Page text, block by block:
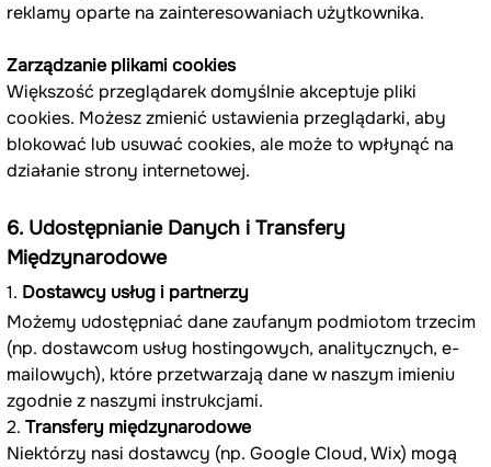
reklamy oparte na zainteresowaniach użytkownika.
Zarządzanie plikami cookies
Większość przeglądarek domyślnie akceptuje pliki
cookies. Możesz zmienić ustawienia przeglądarki, aby
blokować lub usuwać cookies, ale może to wpłynąć na
działanie strony internetowej.
6. Udostępnianie Danych i Transfery
Międzynarodowe
1. Dostawcy usług i partnerzy
Możemy udostępniać dane zaufanym podmiotom trzecim
(np. dostawcom usług hostingowych, analitycznych, e-
mailowych), które przetwarzają dane w naszym imieniu
zgodnie z naszymi instrukcjami.
2. Transfery międzynarodowe
Niektórzy nasi dostawcy (np. Google Cloud, Wix) mogą